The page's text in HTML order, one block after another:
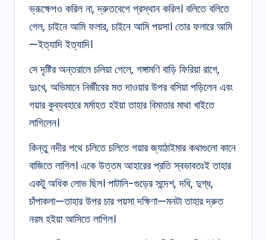
ভ্রূক্ষেপও করিল না, দ্রুতবেগে প্রস্থান করিল। বলিতে বলিতে
গেল, চাইনে আমি ফলার, চাইনে আমি পয়সা। তোর ফলারে আমি
—ইত্যাদি ইত্যাদি।
সে দৃষ্টির অন্তরালে চলিয়া গেলে, গঙ্গামণি বাড়ি ফিরিয়া রাগে,
দুঃখে, অভিমানে নির্জীবের মত দাওয়ার উপর বসিয়া পড়িলেন এবং
গয়ার কুব্যবহারে মর্মাহত হইয়া তাহার বিমাতার মাথা খাইতে
লাগিলেন।
কিন্তু নদীর পথে চলিতে চলিতে গয়ার জ্যাঠাইমার কথাগুলো কানে
বাজিতে লাগিল। একে উত্তম আহারের প্রতি স্বভাবতঃই তাহার
একটু অধিক লোভ ছিল। পাটালি-গুড়ের সন্দেশ, দধি, দুগ্ধ,
চাঁপাকলা—তাহার উপর চার পয়সা দক্ষিণা—মনটা তাহার দ্রুত
নরম হইয়া আসিতে লাগিল।